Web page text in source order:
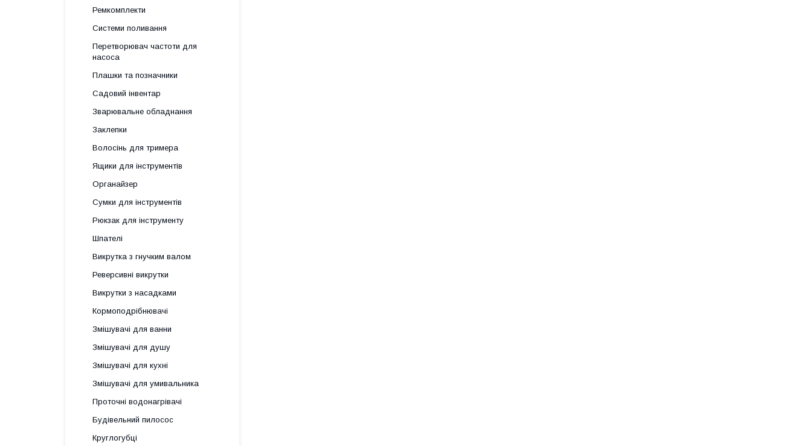
Ремкомплекти
Системи поливання
Перетворювач частоти для
насоса
Плашки та позначники
Садовий інвентар
Зварювальне обладнання
Заклепки
Волосінь для тримера
Ящики для інструментів
Органайзер
Сумки для інструментів
Рюкзак для інструменту
Шпателі
Викрутка з гнучким валом
Реверсивні викрутки
Викрутки з насадками
Кормоподрібнювачі
Змішувачі для ванни
Змішувачі для душу
Змішувачі для кухні
Змішувачі для умивальника
Проточні водонагрівачі
Будівельний пилосос
Круглогубці